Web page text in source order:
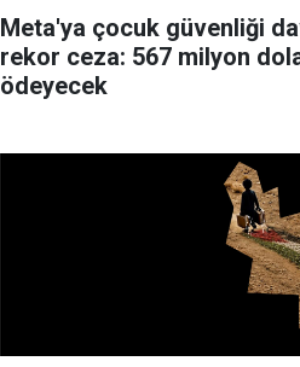
Meta'ya çocuk güvenliği
rekor ceza: 567 milyon
ödeyecek